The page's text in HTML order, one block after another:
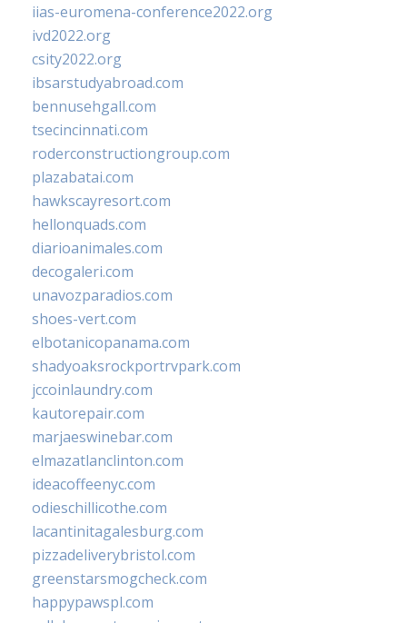
iias-euromena-conference2022.org
ivd2022.org
csity2022.org
ibsarstudyabroad.com
bennusehgall.com
tsecincinnati.com
roderconstructiongroup.com
plazabatai.com
hawkscayresort.com
hellonquads.com
diarioanimales.com
decogaleri.com
unavozparadios.com
shoes-vert.com
elbotanicopanama.com
shadyoaksrockportrvpark.com
jccoinlaundry.com
kautorepair.com
marjaeswinebar.com
elmazatlanclinton.com
ideacoffeenyc.com
odieschillicothe.com
lacantinitagalesburg.com
pizzadeliverybristol.com
greenstarsmogcheck.com
happypawspl.com